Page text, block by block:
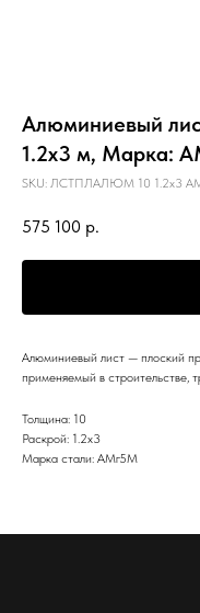
Алюминиевый
1.2х3 м, Марка:
SKU: ЛСТПЛАЛЮМ 10 1.2х3
575 100 р.
Алюминиевый лист — плоский
применяемый в строительстве,
Толщина: 10
Раскрой: 1.2х3
Марка стали: АМг5М